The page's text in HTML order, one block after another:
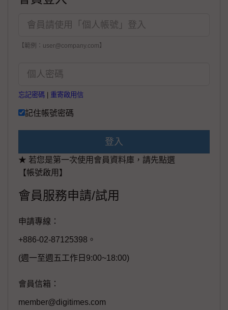
【範例：user@company.com】
忘記密碼 重寄啟用信
記住帳號密碼
登入
★ 若您是第一次使用會員資料庫，請先點選
【帳號啟用】
會員服務申請/試用
申請專線：
+886-02-87125398。
(週一至週五工作日9:00~18:00)
會員信箱：
member@digitimes.com